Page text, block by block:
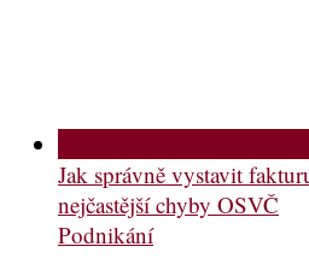
Jak správně vystavit
nejčastější chyby OSVČ
Podnikání